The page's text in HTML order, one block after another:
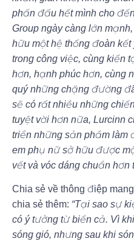
phấn đấu hết mình cho
Group ngày càng lớn
hữu một hệ thống đoàn
trong công việc, cùng kiến
hơn, hạnh phúc hơn, cùng
quý những chặng đường
sẽ có rất nhiều những
tuyệt vời hơn nữa, Lurcinn
triển những sản phẩm làm
em phụ nữ sở hữu được
vết và vóc dáng chuẩn hơn
Chia sẻ về thông điệp
chia sẻ thêm: “Tại sao sự
có ý tưởng từ biển cả. Vì
sóng gió, nhưng sau khi